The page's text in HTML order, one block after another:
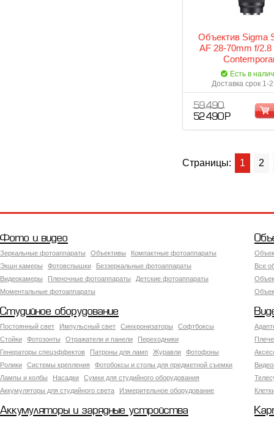
Объектив Sigma
AF 28-70mm f/
Есть в
Доставка срок 1-
59 490
52 490 Р
Страницы: 1 2
Фото и видео
Зеркальные фотоаппараты Объективы
Компактные фотоаппараты
Экшн камеры
Фотовспышки
Беззеркальные фотоаппараты
Видеокамеры
Пленочные фотоаппараты
Детские фотоаппараты
Моментальные фотоаппараты
Все
Студийное оборудование
Постоянный свет Импульсный свет Синхронизаторы
Софтбоксы
Стойки
Фотозонты Отражатели и панели
Переходники
Генераторы спецэффектов
Патроны для ламп Журавли
Фотофоны
Ролики
Системы крепления
Фотобоксы и столы для предметной съемки
Лампы и колбы
Насадки
Сумки для студийного оборудования
Аккумуляторы для студийного света
Измерительное оборудование
Аккумуляторы и зарядные устройства